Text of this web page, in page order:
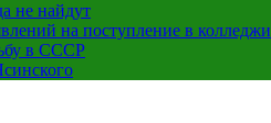
не найдут
на поступление в колледжи
в СССР